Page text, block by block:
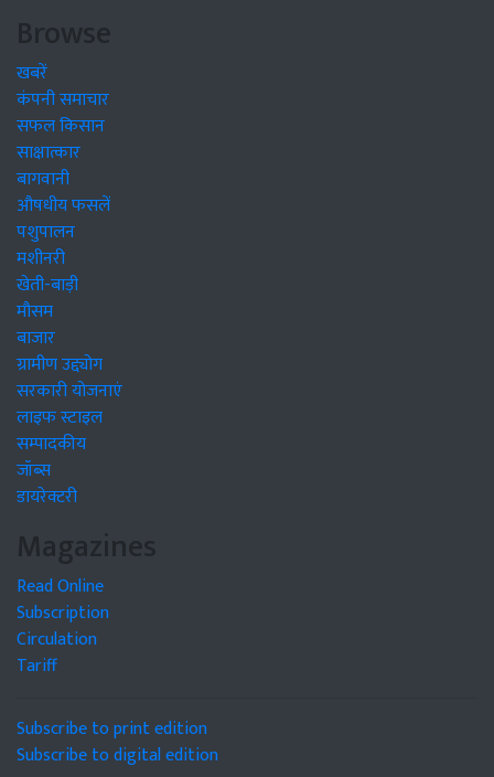
Browse
खबरें
कंपनी समाचार
सफल किसान
साक्षात्कार
बागवानी
औषधीय फसलें
पशुपालन
मशीनरी
खेती-बाड़ी
मौसम
बाजार
ग्रामीण उद्द्योग
सरकारी योजनाएं
लाइफ स्टाइल
सम्पादकीय
जॉब्स
डायरेक्टरी
Magazines
Read Online
Subscription
Circulation
Tariff
Subscribe to print edition
Subscribe to digital edition